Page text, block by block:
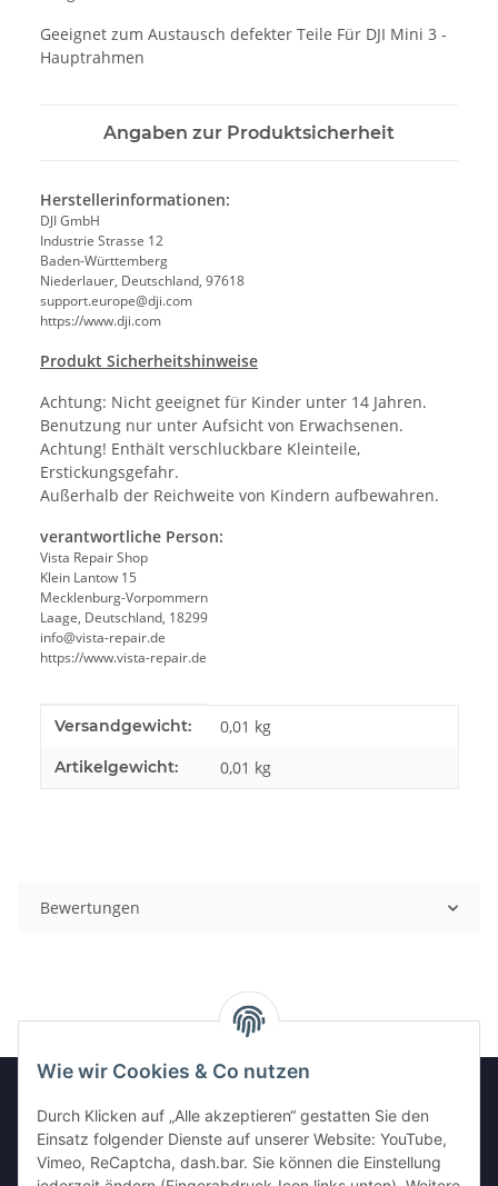
Wie wir Cookies & Co nutzen
Durch Klicken auf „Alle akzeptieren“ gestatten Sie den
Einsatz folgender Dienste auf unserer Website: YouTube,
Vimeo, ReCaptcha, dash.bar. Sie können die Einstellung
Geeignet zum Austausch defekter Teile Für DJI Mini 3 -
Hauptrahmen
Angaben zur Produktsicherheit
Herstellerinformationen:
DJI GmbH
Industrie Strasse 12
Baden-Württemberg
Niederlauer, Deutschland, 97618
support.europe@dji.com
https://www.dji.com
Produkt Sicherheitshinweise
Achtung: Nicht geeignet für Kinder unter 14 Jahren.
Benutzung nur unter Aufsicht von Erwachsenen.
Achtung! Enthält verschluckbare Kleinteile,
Erstickungsgefahr.
Außerhalb der Reichweite von Kindern aufbewahren.
verantwortliche Person:
Vista Repair Shop
Klein Lantow 15
Mecklenburg-Vorpommern
Laage, Deutschland, 18299
info@vista-repair.de
https://www.vista-repair.de
Produkteigenschaft
Wert
Versandgewicht: 0,01 kg
Artikelgewicht: 0,01 kg
Bewertungen
GESETZLICHE INFORMATIONEN